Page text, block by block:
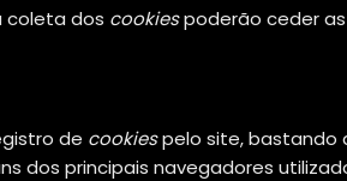
coleta dos cookiespoderão ceder
de cookiespelo site, bastando
dos principais navegadores